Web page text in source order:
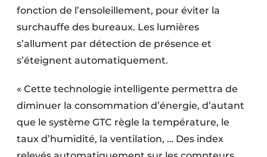
fonction de l’ensoleillement, pour éviter la
surchauffe des bureaux. Les lumières
s’allument par détection de présence et
s’éteignent automatiquement.
« Cette technologie intelligente permettra de
diminuer la consommation d’énergie, d’autant
que le système GTC règle la température, le
taux d’humidité, la ventilation, … Des index